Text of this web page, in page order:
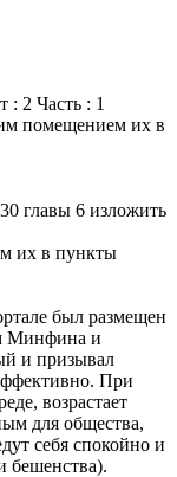
: 2 Часть : 1
помещением их в
главы 6 изложить
их в пункты
был размещен
Минфина и
и призывал
При
возрастает
для общества,
себя спокойно и
бешенства).